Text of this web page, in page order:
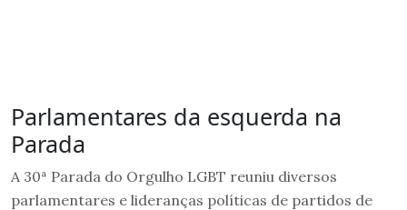
Parlamentares da esquerda na
Parada
A 30ª Parada do Orgulho LGBT reuniu diversos
parlamentares e lideranças políticas de partidos de